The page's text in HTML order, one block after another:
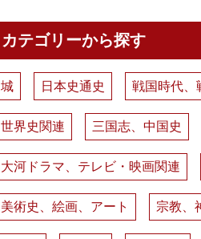
カテゴリーから探す
城 日本史通史 戦国時代、
世界史関連 三国志、中国史
大河ドラマ、テレビ・映画関連
美術史、絵画、アート 宗教、